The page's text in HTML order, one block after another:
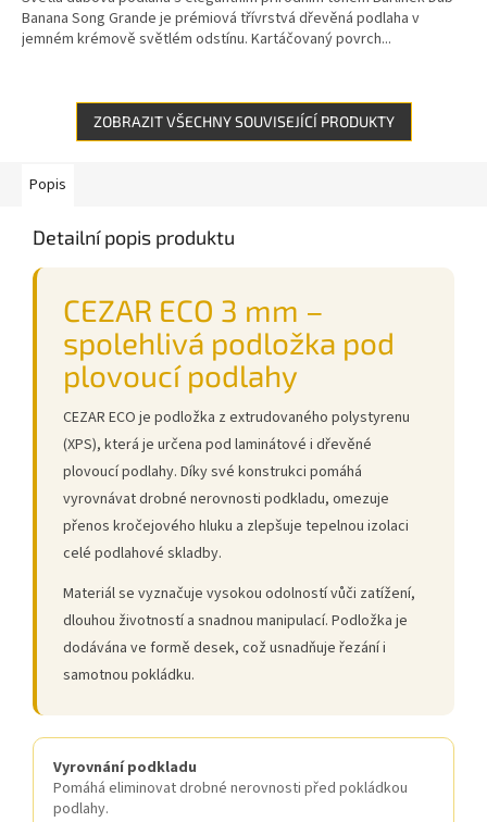
Banana Song Grande je prémiová třívrstvá dřevěná podlaha v
jemném krémově světlém odstínu. Kartáčovaný povrch...
ZOBRAZIT VŠECHNY SOUVISEJÍCÍ PRODUKTY
Popis
Detailní popis produktu
CEZAR ECO 3 mm –
spolehlivá podložka pod
plovoucí podlahy
CEZAR ECO je podložka z extrudovaného polystyrenu
(XPS), která je určena pod laminátové i dřevěné
plovoucí podlahy. Díky své konstrukci pomáhá
vyrovnávat drobné nerovnosti podkladu, omezuje
přenos kročejového hluku a zlepšuje tepelnou izolaci
celé podlahové skladby.
Materiál se vyznačuje vysokou odolností vůči zatížení,
dlouhou životností a snadnou manipulací. Podložka je
dodávána ve formě desek, což usnadňuje řezání i
samotnou pokládku.
Vyrovnání podkladu
Pomáhá eliminovat drobné nerovnosti před pokládkou
podlahy.